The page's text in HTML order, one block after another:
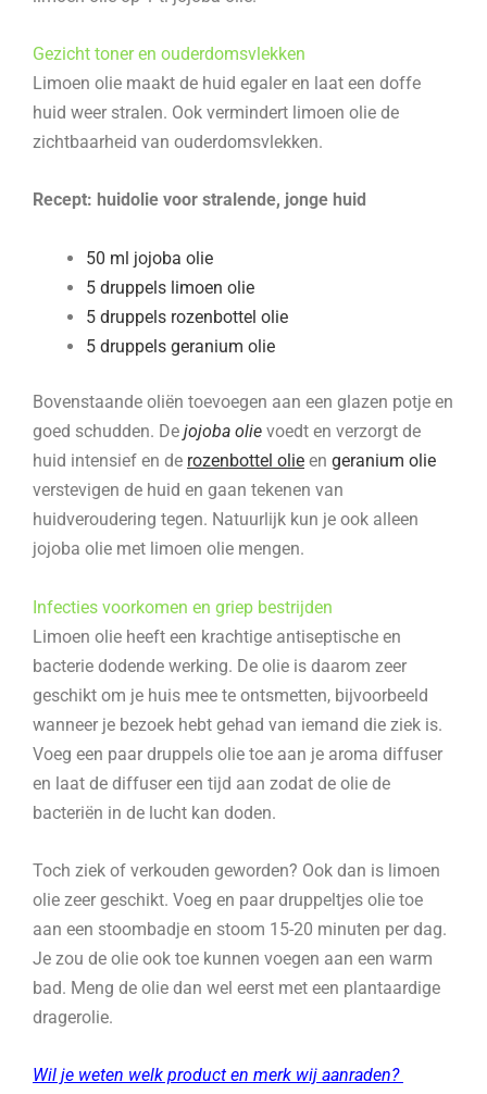
Gezicht toner en ouderdomsvlekken
Limoen olie maakt de huid egaler en laat een doffe
huid weer stralen. Ook vermindert limoen olie de
zichtbaarheid van ouderdomsvlekken.
Recept: huidolie voor stralende, jonge huid
50 ml jojoba olie
5 druppels limoen olie
5 druppels rozenbottel olie
5 druppels geranium olie
Bovenstaande oliën toevoegen aan een glazen potje en
goed schudden. De jojoba olie voedt en verzorgt de
huid intensief en de rozenbottel olie en geranium olie
verstevigen de huid en gaan tekenen van
huidveroudering tegen. Natuurlijk kun je ook alleen
jojoba olie met limoen olie mengen.
Infecties voorkomen en griep bestrijden
Limoen olie heeft een krachtige antiseptische en
bacterie dodende werking. De olie is daarom zeer
geschikt om je huis mee te ontsmetten, bijvoorbeeld
wanneer je bezoek hebt gehad van iemand die ziek is.
Voeg een paar druppels olie toe aan je aroma diffuser
en laat de diffuser een tijd aan zodat de olie de
bacteriën in de lucht kan doden.
Toch ziek of verkouden geworden? Ook dan is limoen
olie zeer geschikt. Voeg en paar druppeltjes olie toe
aan een stoombadje en stoom 15-20 minuten per dag.
Je zou de olie ook toe kunnen voegen aan een warm
bad. Meng de olie dan wel eerst met een plantaardige
dragerolie.
Wil je weten welk product en merk wij aanraden?